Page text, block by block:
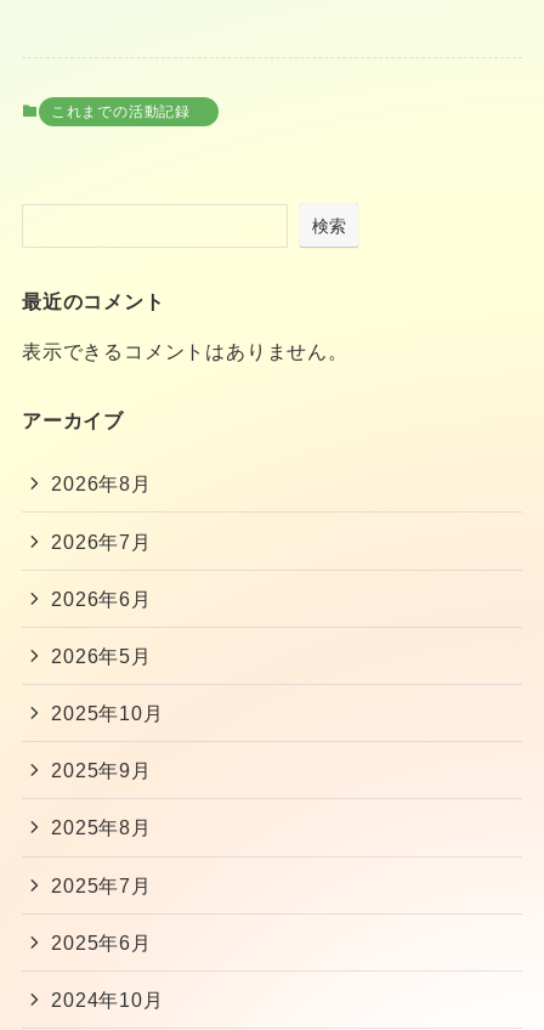
これまでの活動記録
検索
最近のコメント
表示できるコメントはありません。
アーカイブ
2026年8月
2026年7月
2026年6月
2026年5月
2025年10月
2025年9月
2025年8月
2025年7月
2025年6月
2024年10月